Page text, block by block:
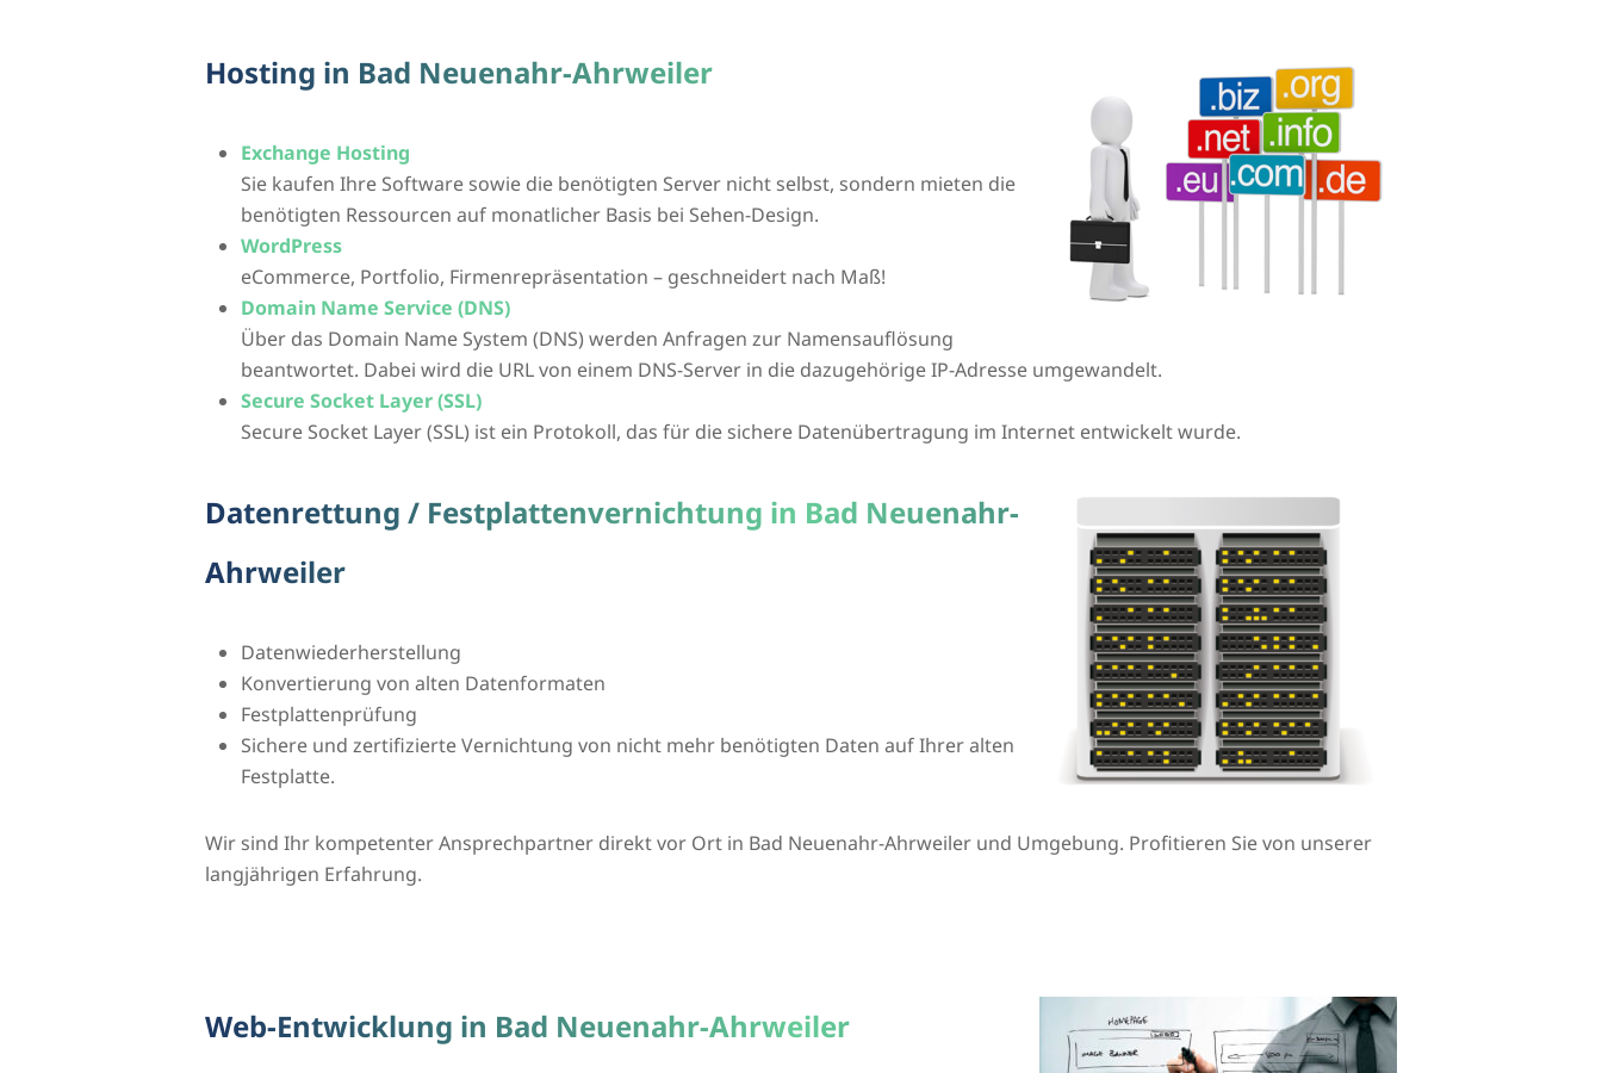
Hosting in Bad Neuenahr-Ahrweiler
Exchange Hosting
Sie kaufen Ihre Software sowie die benötigten Server nicht selbst, sondern mieten die
benötigten Ressourcen auf monatlicher Basis bei Sehen-Design.
WordPress
eCommerce, Portfolio, Firmenrepräsentation – geschneidert nach Maß!
Domain Name Service (DNS)
Über das Domain Name System (DNS) werden Anfragen zur Namensauflösung
beantwortet. Dabei wird die URL von einem DNS-Server in die dazugehörige IP-Adresse umgewandelt.
Secure Socket Layer (SSL)
Secure Socket Layer (SSL) ist ein Protokoll, das für die sichere Datenübertragung im Internet entwickelt wurde.
Datenrettung / Festplattenvernichtung in Bad Neuenahr-
Ahrweiler
Datenwiederherstellung
Konvertierung von alten Datenformaten
Festplattenprüfung
Sichere und zertifizierte Vernichtung von nicht mehr benötigten Daten auf Ihrer alten
Festplatte.
Wir sind Ihr kompetenter Ansprechpartner direkt vor Ort in Bad Neuenahr-Ahrweiler und Umgebung. Profitieren Sie von unserer
langjährigen Erfahrung.
Web-Entwicklung in Bad Neuenahr-Ahrweiler